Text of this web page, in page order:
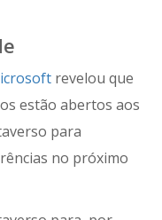
revelou que
estão abertos aos
para
no próximo